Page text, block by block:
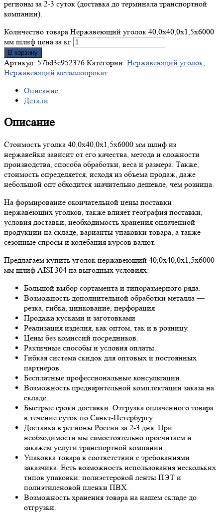
регионы за 2-3 суток (доставка до терминала транспортной
компании).
Количество товара Нержавеющий уголок 40,0х40,0х1,5х6000
мм шлиф цена за кг
В корзину
Артикул: 57bd3c952376 Категории: Нержавеющий уголок,
Нержавеющий металлопрокат
Описание
Детали
Описание
Стоимость уголка 40,0х40,0х1,5х6000 мм шлиф из
нержавейки зависит от его качества, метода и сложности
производства, способа обработки, веса и размера. Также,
стоимость определяется, исходя из объема продаж, даже
небольшой опт обходится значительно дешевле, чем розница.
На формирование окончательной цены поставки
нержавеющих уголков, также влияет география поставки,
условия доставки, необходимость хранения оплаченной
продукции на складе, варианты упаковки товара, а также
сезонные спросы и колебания курсов валют.
Предлагаем купить уголок нержавеющий 40,0х40,0х1,5х6000
мм шлиф AISI 304 на выгодных условиях:
Большой выбор сортамента и типоразмерного ряда.
Возможность дополнительной обработки металла —
резка, гибка, цинкование, перфорация
Продажа кусками и заготовками
Реализация изделия, как оптом, так и в розницу.
Цены без комиссий посредников.
Различные способы и условия оплаты.
Гибкая система скидок для оптовых и постоянных
партнеров.
Бесплатные профессиональные консультации.
Возможность предварительной комплектации заказа на
складе.
Быстрые сроки доставки. Отгрузка оплаченного товара
в течение суток по Санкт-Петербургу.
Доставка в регионы России за 2-3 дня. При
необходимости мы самостоятельно просчитаем и
закажем услуги транспортной компании.
Упаковка товара в соответствии с требованиями
заказчика. Есть возможность использования нескольких
типов упаковки: полиэстеровой ленты ПЭТ и
полиэтиленовой пленки ПВХ.
Возможность хранения товара на нашем складе до
отгрузки.